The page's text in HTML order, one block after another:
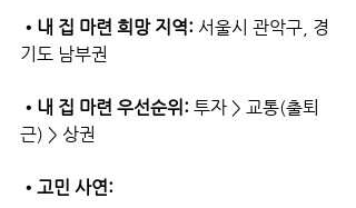
•내 집 마련 희망 지역: 서울시 관악구, 경
기도 남부권
•내 집 마련 우선순위: 투자 > 교통(출퇴
근) > 상권
•고민 사연: